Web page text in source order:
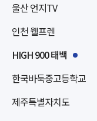
울산 언지TV
인천 웰프렌
HIGH 900 태백
한국바둑중고등학교
제주특별자치도